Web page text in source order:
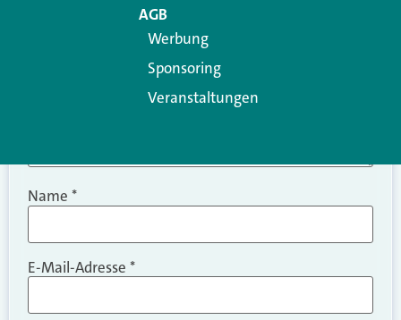
Name *
E-Mail-Adresse *
AGB
Werbung
Sponsoring
Veranstaltungen